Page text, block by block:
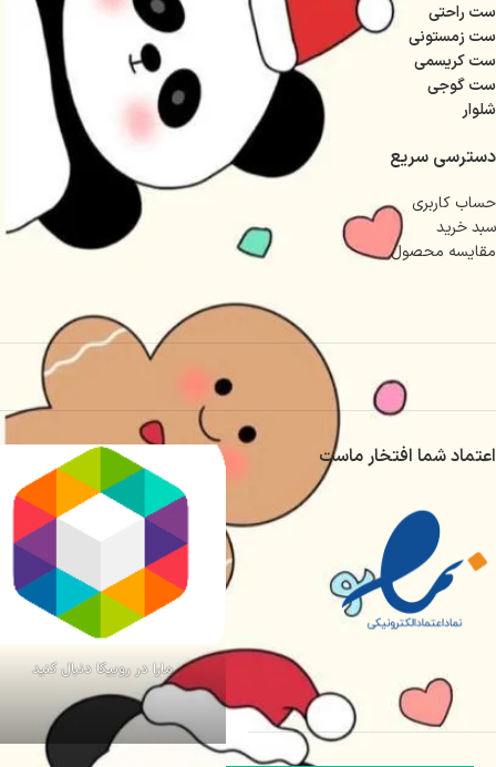
ست راحتی
ست زمستونی
ست کریسمی
ست گوجی
شلوار
دسترسی سریع
حساب کاربری
سبد خرید
مقایسه محصول
اعتماد شما افتخار ماست
مارا در روبیکا دنبال کنید